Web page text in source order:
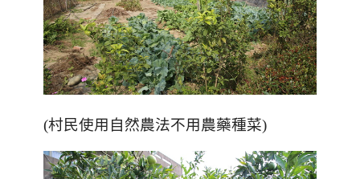
(村民使用自然農法不用農藥種菜)